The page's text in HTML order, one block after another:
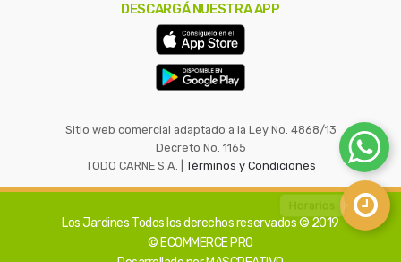
DESCARGÁ NUESTRA APP
Sitio web comercial adaptado a la Ley No. 4868/13
Decreto No. 1165
TODO CARNE S.A. | Términos y Condiciones
Los Jardines Todos los derechos reservados © 2019
© ECOMMERCE PRO